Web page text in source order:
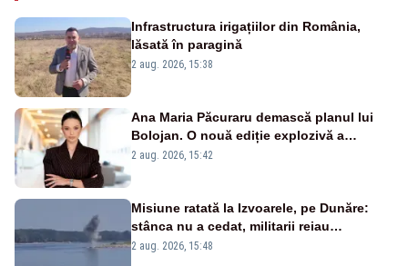
Infrastructura irigațiilor din România,
lăsată în paragină
2 aug. 2026, 15:38
Ana Maria Păcuraru demască planul lui
Bolojan. O nouă ediție explozivă a
emisiunii „Miza Zilei” la Realitatea PLUS
2 aug. 2026, 15:42
Misiune ratată la Izvoarele, pe Dunăre:
stânca nu a cedat, militarii reiau
detonările luni – VIDEO
2 aug. 2026, 15:48